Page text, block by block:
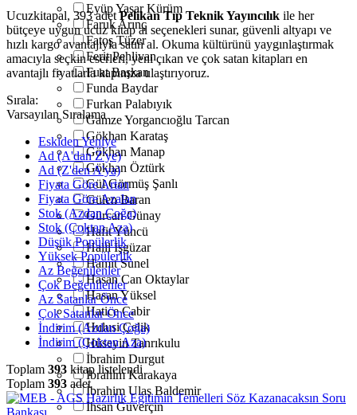
Eyüp Yaşar Kürüm
Faruk Arınç
Fatoş Tüzer
Ferit Pehlivan
Fuat Başkan
Funda Baydar
Furkan Palabıyık
Gamze Yorgancıoğlu Tarcan
Gökhan Karataş
Gökhan Manap
Gökhan Öztürk
Gül Görmüş Şanlı
Gülen Baran
Gürcan Günay
Hafit Yüncü
Halil İşgüzar
Hamit Sunel
Hasan Can Oktaylar
Hasan Yüksel
Hatice Cabir
Hulusi Çelik
Hüseyin Tanrıkulu
İbrahim Durgut
İbrahim Karakaya
İbrahim Ulaş Baldemir
İhsan Güverçin
Ucuzkitapal, 393 adetPelikan Tıp Teknik Yayıncılık ile her
bütçeye uygun ucuz kitap al seçenekleri sunar, güvenli altyapı ve
hızlı kargo avantajıyla satın al. Okuma kültürünü yaygınlaştırmak
amacıyla seçkin eserleri, yeni çıkan ve çok satan kitapları en
avantajlı fiyatlarla kapınıza ulaştırıyoruz.
Sırala:
Varsayılan Sıralama
Eskiden Yeniye
Ad (A'dan Z'ye)
Ad (Z'den A'ya)
Fiyata Göre Artan
Fiyata Göre Azalan
Stok (Azdan Çoğa)
Stok (Çoktan Aza)
Düşük Popülerlik
Yüksek Popülerlik
Az Beğenilenler
Çok Beğenilenler
Az Satanlar Önce
Çok Satanlar Önce
İndirim (Azdan Çoğa)
İndirim (Çoktan Aza)
Toplam 393 kitap listelendi
Toplam 393 adet